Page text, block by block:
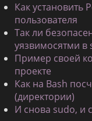
Как установить
пользователя
Так ли
уязвимосятми в
Пример своей
проекте
Как на Bash
(директории)
И снова sudo, и